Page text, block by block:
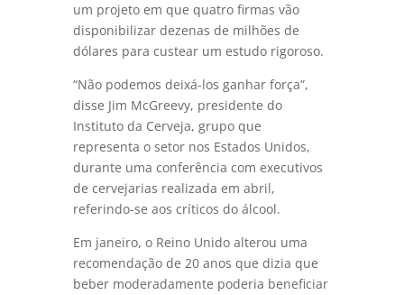
um projeto em que quatro firmas vão
disponibilizar dezenas de milhões de
dólares para custear um estudo rigoroso.
“Não podemos deixá-los ganhar força”,
disse Jim McGreevy, presidente do
Instituto da Cerveja, grupo que
representa o setor nos Estados Unidos,
durante uma conferência com executivos
de cervejarias realizada em abril,
referindo-se aos críticos do álcool.
Em janeiro, o Reino Unido alterou uma
recomendação de 20 anos que dizia que
beber moderadamente poderia beneficiar